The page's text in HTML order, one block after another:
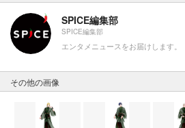
SPICE編集部
SPICE編集部
エンタメニュースをお届けします。
その他の画像